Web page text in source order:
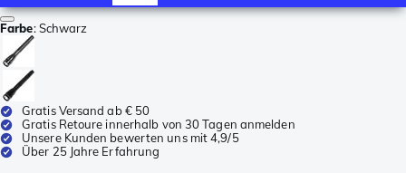
Farbe:Schwarz
Gratis Versand ab € 50
Gratis Retoure innerhalb von 30 Tagen anmelden
Unsere Kunden bewerten uns mit 4,9/5
Über 25 Jahre Erfahrung